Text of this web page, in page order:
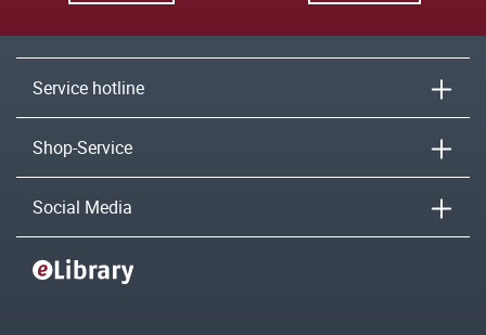
Service hotline
Shop-Service
Social Media